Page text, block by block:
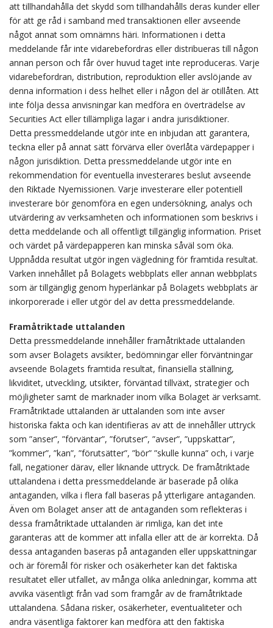
att tillhandahålla det skydd som tillhandahålls deras kunder eller
för att ge råd i samband med transaktionen eller avseende
något annat som omnämns häri. Informationen i detta
meddelande får inte vidarebefordras eller distribueras till någon
annan person och får över huvud taget inte reproduceras. Varje
vidarebefordran, distribution, reproduktion eller avslöjande av
denna information i dess helhet eller i någon del är otillåten. Att
inte följa dessa anvisningar kan medföra en överträdelse av
Securities Act eller tillämpliga lagar i andra jurisdiktioner.
Detta pressmeddelande utgör inte en inbjudan att garantera,
teckna eller på annat sätt förvärva eller överlåta värdepapper i
någon jurisdiktion. Detta pressmeddelande utgör inte en
rekommendation för eventuella investerares beslut avseende
den Riktade Nyemissionen. Varje investerare eller potentiell
investerare bör genomföra en egen undersökning, analys och
utvärdering av verksamheten och informationen som beskrivs i
detta meddelande och all offentligt tillgänglig information. Priset
och värdet på värdepapperen kan minska såväl som öka.
Uppnådda resultat utgör ingen vägledning för framtida resultat.
Varken innehållet på Bolagets webbplats eller annan webbplats
som är tillgänglig genom hyperlänkar på Bolagets webbplats är
inkorporerade i eller utgör del av detta pressmeddelande.
Framåtriktade uttalanden
Detta pressmeddelande innehåller framåtriktade uttalanden
som avser Bolagets avsikter, bedömningar eller förväntningar
avseende Bolagets framtida resultat, finansiella ställning,
likviditet, utveckling, utsikter, förväntad tillväxt, strategier och
möjligheter samt de marknader inom vilka Bolaget är verksamt.
Framåtriktade uttalanden är uttalanden som inte avser
historiska fakta och kan identifieras av att de innehåller uttryck
som ”anser”, ”förväntar”, ”förutser”, ”avser”, ”uppskattar”,
”kommer”, ”kan”, ”förutsätter”, ”bör” ”skulle kunna” och, i varje
fall, negationer därav, eller liknande uttryck. De framåtriktade
uttalandena i detta pressmeddelande är baserade på olika
antaganden, vilka i flera fall baseras på ytterligare antaganden.
Även om Bolaget anser att de antaganden som reflekteras i
dessa framåtriktade uttalanden är rimliga, kan det inte
garanteras att de kommer att infalla eller att de är korrekta. Då
dessa antaganden baseras på antaganden eller uppskattningar
och är föremål för risker och osäkerheter kan det faktiska
resultatet eller utfallet, av många olika anledningar, komma att
avvika väsentligt från vad som framgår av de framåtriktade
uttalandena. Sådana risker, osäkerheter, eventualiteter och
andra väsentliga faktorer kan medföra att den faktiska